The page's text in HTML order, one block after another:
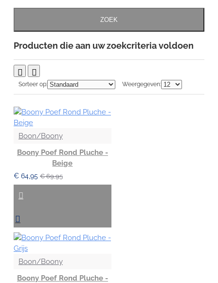
ZOEK
Producten die aan uw zoekcriteria voldoen
Sorteer op: Weergegeven:
Boon/Boony
Boony Poef Rond Pluche -
Beige
€ 64,95 € 69,95
Boon/Boony
Boony Poef Rond Pluche -